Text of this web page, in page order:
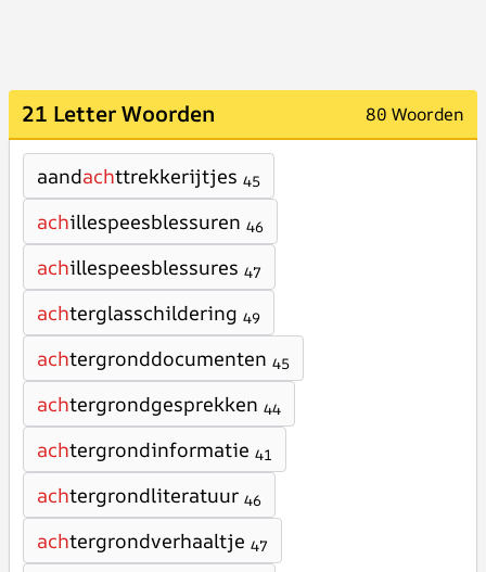
21 Letter Woorden 80 Woorden
aandachttrekkerijtjes 45
achillespeesblessuren 46
achillespeesblessures 47
achterglasschildering 49
achtergronddocumenten 45
achtergrondgesprekken 44
achtergrondinformatie 41
achtergrondliteratuur 46
achtergrondverhaaltje 47